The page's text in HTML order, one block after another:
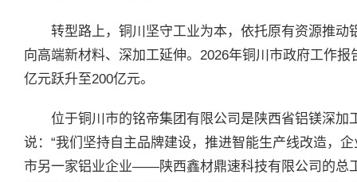
转型路上，铜川坚守工业为本，依托原有资源推
向高端新材料、深加工延伸。2026年铜川市政府工作报
亿元跃升至200亿元。
位于铜川市的铭帝集团有限公司是陕西省铝镁深加
说：“我们坚持自主品牌建设，推进智能生产线改造，
市另一家铝业企业——陕西鑫材鼎速科技有限公司的总